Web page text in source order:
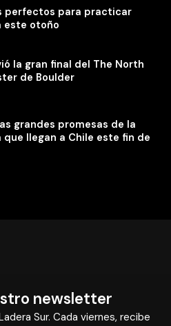
perfectos para practicar
este otoño
la gran final del The North
de Boulder
grandes promesas de la
que llegan a Chile este fin de
newsletter
Sur. Cada viernes, recibe